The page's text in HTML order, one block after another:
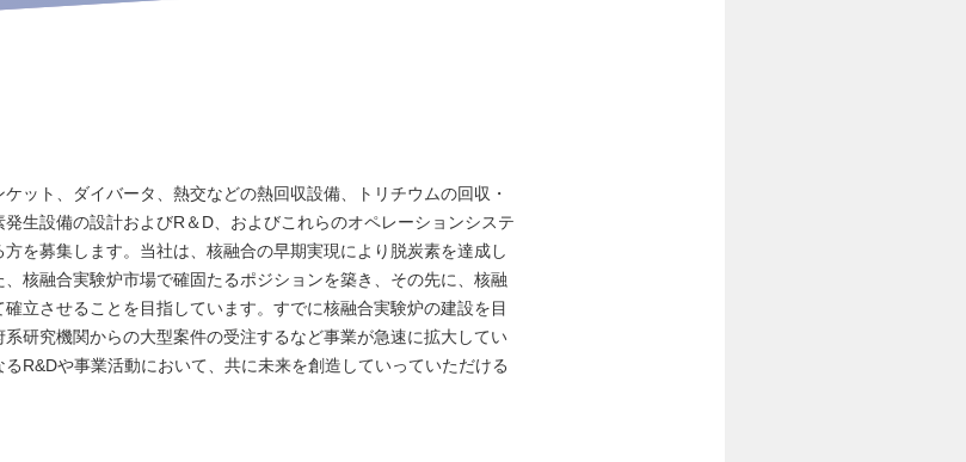
ット、ダイバータ、熱交などの熱回収設備、トリチウムの回収・
生設備の設計およびR＆D、およびこれらのオペレーションシステ
方を募集します。当社は、核融合の早期実現により脱炭素を達成し
核融合実験炉市場で確固たるポジションを築き、その先に、核融
立させることを目指しています。すでに核融合実験炉の建設を目
研究機関からの大型案件の受注するなど事業が急速に拡大してい
るR&Dや事業活動において、共に未来を創造していっていただける